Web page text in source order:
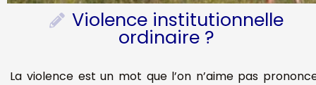
Violence institutionnelle
ordinaire ?
La violence est un mot que l’on n’aime pas